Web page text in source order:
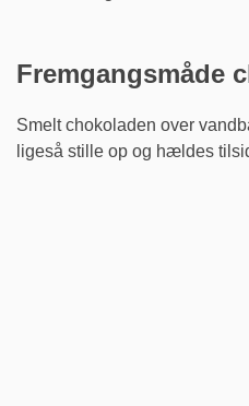
Fremgangsmåde
Smelt chokoladen over
ligeså stille op og hældes